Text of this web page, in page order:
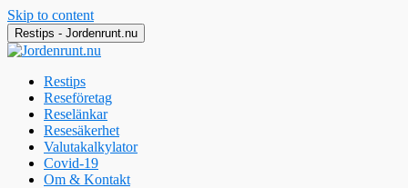
Skip to content
Restips - Jordenrunt.nu
Restips
Reseföretag
Reselänkar
Resesäkerhet
Valutakalkylator
Covid-19
Om & Kontakt